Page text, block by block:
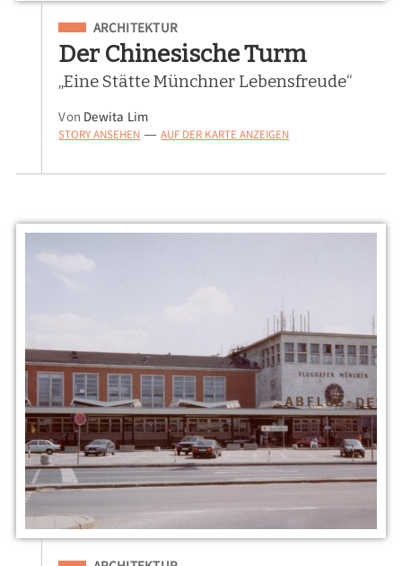
Eingeordnet unter
ARCHITEKTUR
Der Chinesische Turm
„Eine Stätte Münchner Lebensfreude“
Von Dewita Lim
STORY ANSEHEN — AUF DER KARTE ANZEIGEN